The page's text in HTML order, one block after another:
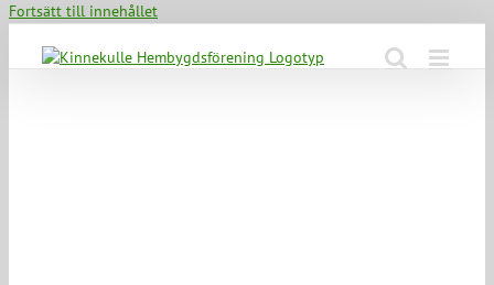
Fortsätt till innehållet